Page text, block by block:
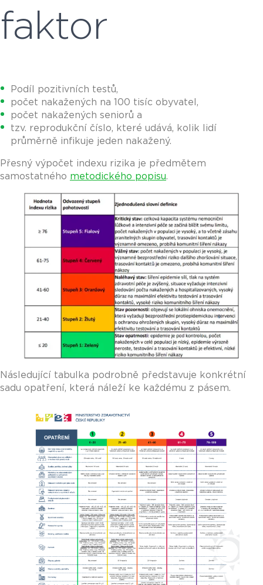
faktor
Podíl pozitivních testů,
počet nakažených na 100 tisíc obyvatel,
počet nakažených seniorů a
tzv. reprodukční číslo, které udává, kolik lidí
průměrně infikuje jeden nakažený.
Přesný výpočet indexu rizika je předmětem
samostatného metodického popisu.
Následující tabulka podrobně představuje konkrétní
sadu opatření, která náleží ke každému z pásem.